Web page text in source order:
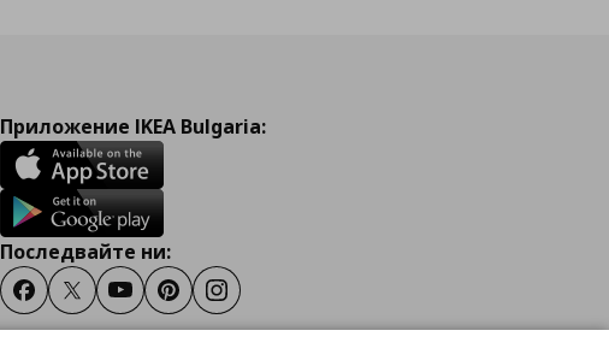
Приложение IKEA Bulgaria:
Последвайте ни:
FacebookTwitterYoutubePinterestInstagram